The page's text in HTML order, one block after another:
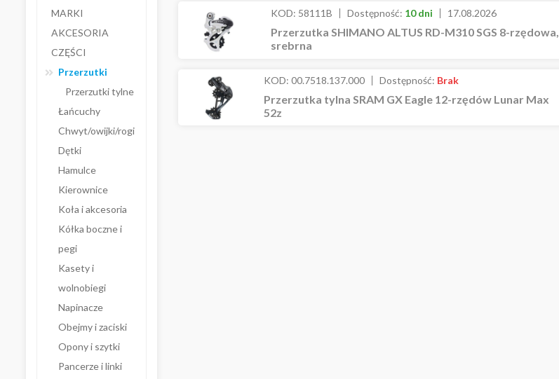
MARKI
AKCESORIA
CZĘŚCI
Przerzutki
Przerzutki tylne
Łańcuchy
Chwyt/owijki/rogi
Dętki
Hamulce
Kierownice
Koła i akcesoria
Kółka boczne i
pegi
Kasety i
wolnobiegi
Napinacze
Obejmy i zaciski
Opony i szytki
Pancerze i linki
KOD: 58111B Dostępność: 10 dni 17.08.2026
Przerzutka SHIMANO ALTUS RD-M310 SGS 8-rzędowa,
srebrna
KOD: 00.7518.137.000 Dostępność: Brak
Przerzutka tylna SRAM GX Eagle 12-rzędów Lunar Max
52z